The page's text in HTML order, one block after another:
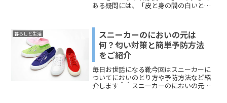
ントにしましたので、どうぞ言葉を確か
ある疑問には、「皮と身の間の白いとこ
レシピを参考にして、「レモンの砂糖漬
け」の「作り方の正解」と「苦みの正
体」について調べてみました。
暮らしと生活
スニーカーのにおいの元は
何？匂い対策と簡単予防方法
をご紹介
毎日お世話になる靴今回はスニーカーに
ついてにおいのとり方や予防方法など紹
介します＾＾スニーカーのにおいの元は